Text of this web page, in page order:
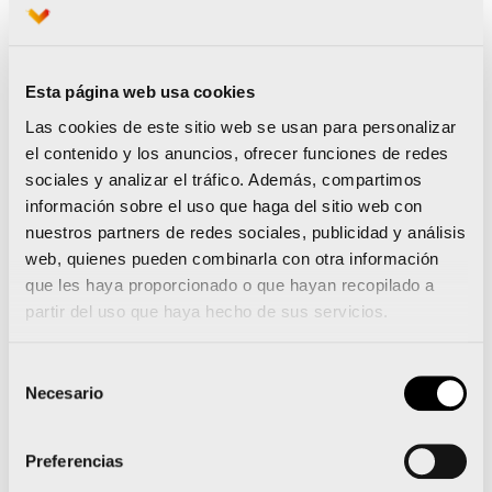
Esta página web usa cookies
Las cookies de este sitio web se usan para personalizar
el contenido y los anuncios, ofrecer funciones de redes
sociales y analizar el tráfico. Además, compartimos
información sobre el uso que haga del sitio web con
nuestros partners de redes sociales, publicidad y análisis
web, quienes pueden combinarla con otra información
que les haya proporcionado o que hayan recopilado a
partir del uso que haya hecho de sus servicios.
Necesario
Preferencias
El planno está adaptado a niveles de
rendimiento, tiene un carácter general y lo podrás
interpretar con facilidad. Se mandará
semanalmente por correo y vendrá acompañado
de instruccionespara que sepas los objetivos de
proceso que voy a establecer.
Maratón Valencia se ha convertido en el gran
puramente deportivo. Preparar un maratón, no es